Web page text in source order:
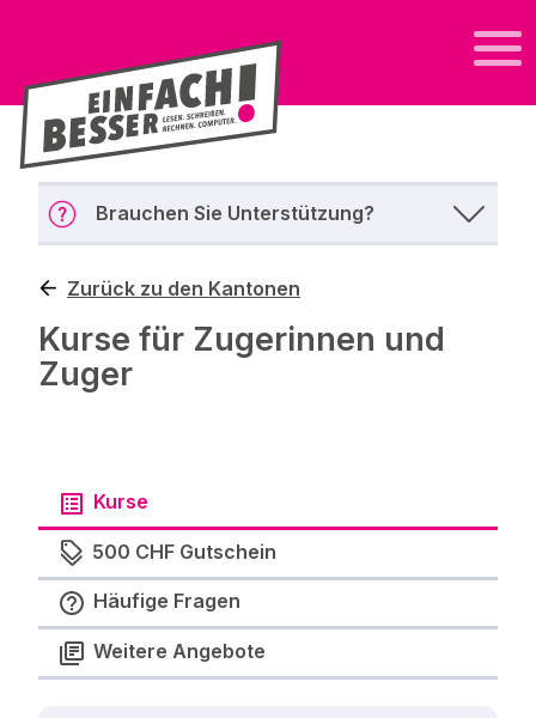
Brauchen Sie Unterstützung?
Zurück zu den Kantonen
Kurse für Zugerinnen und
Zuger
Kurse
500 CHF Gutschein
Häufige Fragen
Weitere Angebote